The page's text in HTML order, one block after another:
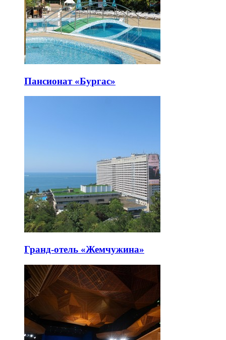
Пансионат «Бургас»
Гранд-отель «Жемчужина»